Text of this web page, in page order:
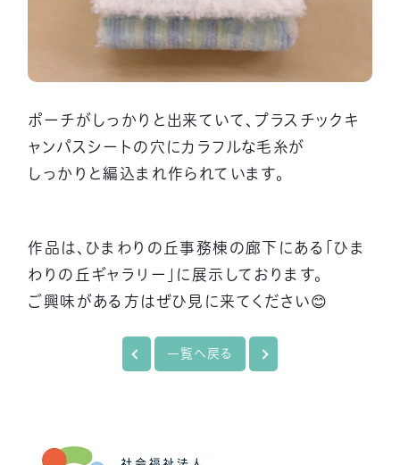
ポーチがしっかりと出来ていて、プラスチックキ
ャンパスシートの穴にカラフルな毛糸が
しっかりと編込まれ作られています。
作品は、ひまわりの丘事務棟の廊下にある「ひま
わりの丘ギャラリー」に展示しております。
ご興味がある方はぜひ見に来てください😊
一覧へ戻る